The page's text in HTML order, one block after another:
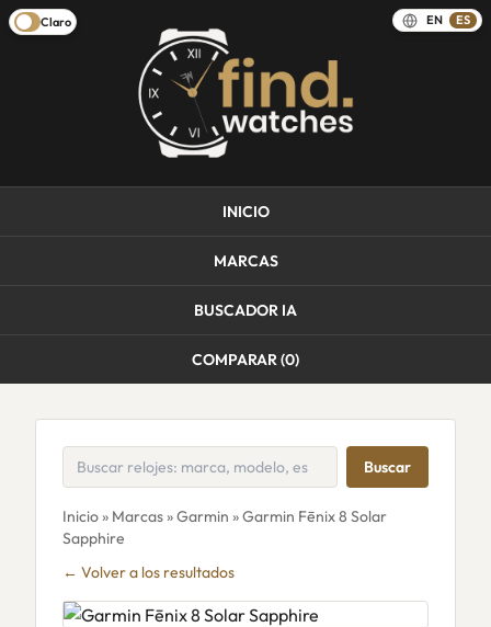
Claro EN ES
INICIO
MARCAS
BUSCADOR IA
COMPARAR (0)
Buscar
Inicio» Marcas»Garmin » Garmin Fēnix 8 Solar
Sapphire
← Volver a los resultados